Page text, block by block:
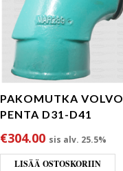
PAKOMUTKA VOLVO
PENTA D31-D41
€304.00 sis alv. 25.5%
LISÄÄ OSTOSKORIIN